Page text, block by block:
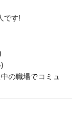
です!
の職場でコミュ